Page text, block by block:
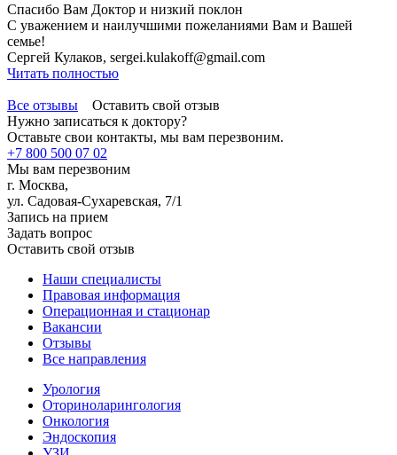
Спасибо Вам Доктор и низкий поклон
С уважением и наилучшими пожеланиями Вам и Вашей
семье!
Сергей Кулаков, sergei.kulakoff@gmail.com
Читать полностью
Все отзывы
Оставить свой отзыв
Нужно записаться к доктору?
Оставьте свои контакты, мы вам перезвоним.
+7 800 500 07 02
Мы вам перезвоним
г. Москва,
ул. Садовая-Сухаревская, 7/1
Запись на прием
Задать вопрос
Оставить свой отзыв
Наши специалисты
Правовая информация
Операционная и стационар
Вакансии
Отзывы
Все направления
Урология
Оториноларингология
Онкология
Эндоскопия